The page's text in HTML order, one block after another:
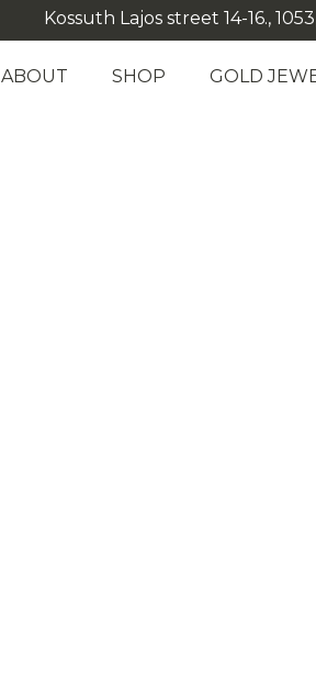
Kossuth Lajos street 14-16.,
ABOUT SHOP GOLD